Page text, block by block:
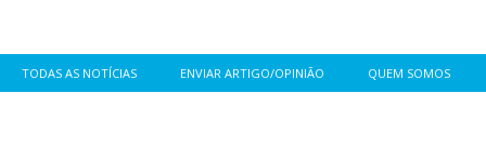
TODAS AS NOTÍCIAS ENVIAR ARTIGO/OPINIÃO QUEM SOMOS